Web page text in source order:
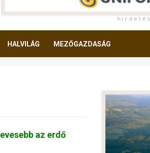
h i r d e t é s
HALVILÁG MEZŐGAZDASÁG
az erdő